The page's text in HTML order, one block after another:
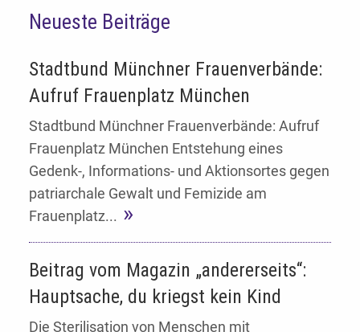
Neueste Beiträge
Stadtbund Münchner Frauenverbände:
Aufruf Frauenplatz München
Stadtbund Münchner Frauenverbände: Aufruf
Frauenplatz München Entstehung eines
Gedenk-, Informations- und Aktionsortes gegen
patriarchale Gewalt und Femizide am
Frauenplatz...
Beitrag vom Magazin „andererseits“:
Hauptsache, du kriegst kein Kind
Die Sterilisation von Menschen mit